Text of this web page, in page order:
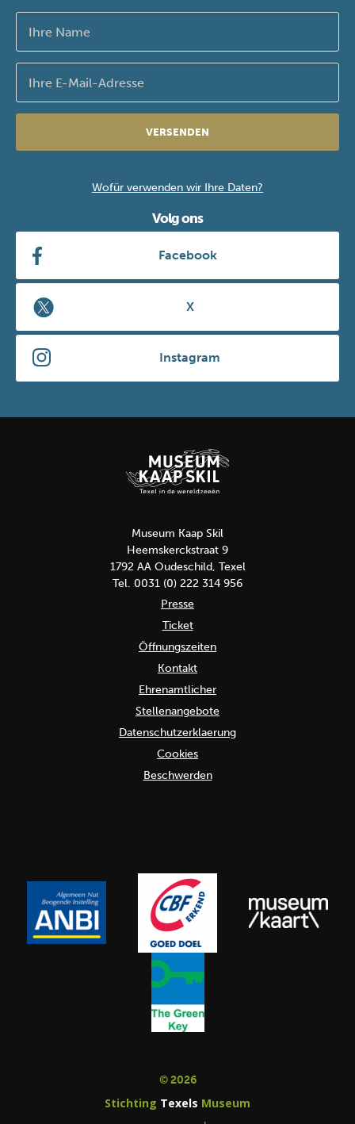
VERSENDEN
Wofür verwenden wir Ihre Daten?
Volg ons
Facebook
X
Instagram
Museum Kaap Skil
Heemskerckstraat 9
1792 AA Oudeschild, Texel
Tel. 0031 (0) 222 314 956
Presse
Ticket
Öffnungszeiten
Kontakt
Ehrenamtlicher
Stellenangebote
Datenschutzerklaerung
Cookies
Beschwerden
© 2026
Stichting Texels Museum